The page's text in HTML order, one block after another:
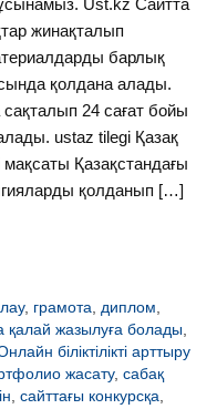
жинақталып
барлық
қолдана алады.
сақталып 24 сағат бойы
ustaz tilegi Қазақ
мақсаты Қазақстандағы
қолданып […]
, грамота диплом
қалай жазылуға болады,
біліктілікті арттыру
жасату,сабақ
,сайттағы конкурсқа,